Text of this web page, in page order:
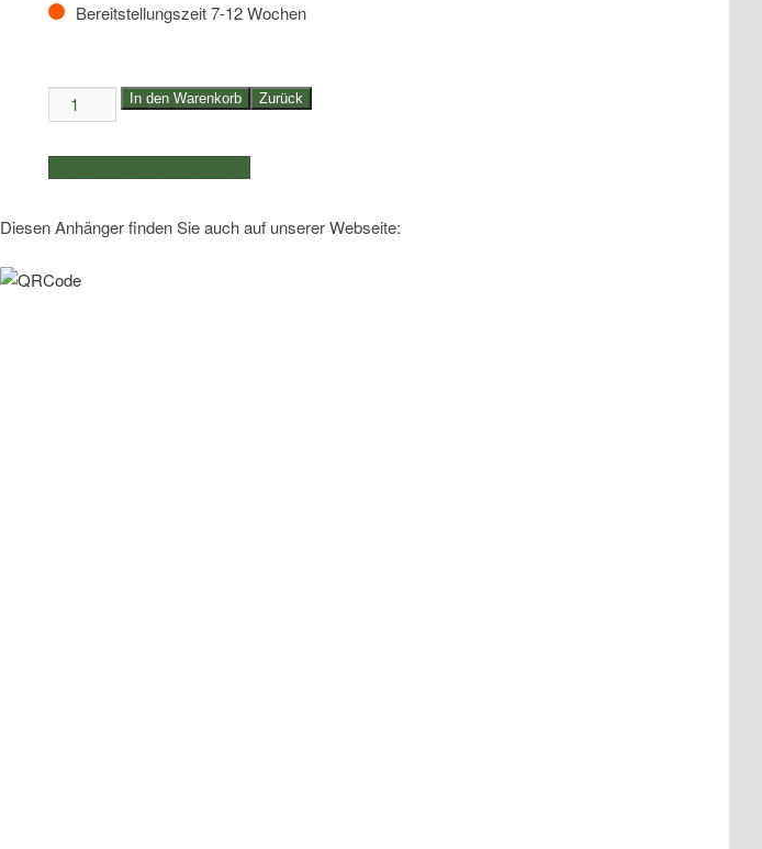
Bereitstellungszeit 7-12 Wochen
1,8to.
TEMARED
Baggertransporter
|
2,55x1,52m
Typ:
In den Warenkorb Zurück
Diesen Anhänger finden Sie auch auf unserer Webseite: